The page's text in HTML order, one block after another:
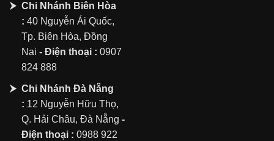
Chi Nhánh Biên Hòa
: 40 Nguyễn Ái Quốc,
Tp. Biên Hòa, Đồng
Nai - Điện thoại : 0907
824 888
Chi Nhánh Đà Nẵng
: 12 Nguyễn Hữu Thọ,
Q. Hải Châu, Đà Nẵng -
Điện thoại : 0988 922